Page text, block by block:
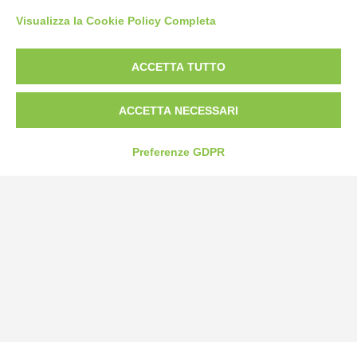
Strada Statale 231 Alba-Bra
Tel:0172-478161
Visualizza la Cookie Policy Completa
ACCETTA TUTTO
ACCETTA NECESSARI
Preferenze GDPR